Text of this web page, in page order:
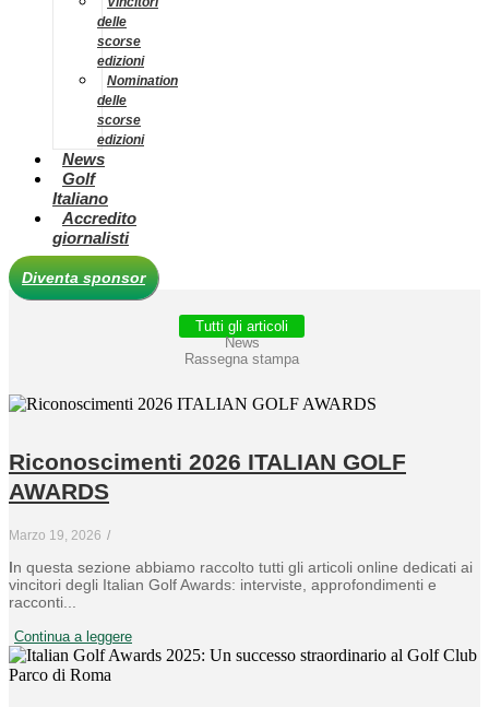
delle
scorse
edizioni
Nomination
delle
scorse
edizioni
News
Golf
Italiano
Accredito
giornalisti
Diventa sponsor
Tutti gli articoli
News
Rassegna stampa
Riconoscimenti 2026 ITALIAN GOLF
AWARDS
Marzo 19, 2026 /
In questa sezione abbiamo raccolto tutti gli articoli online dedicati ai
vincitori degli Italian Golf Awards: interviste, approfondimenti e
racconti...
Continua a leggere